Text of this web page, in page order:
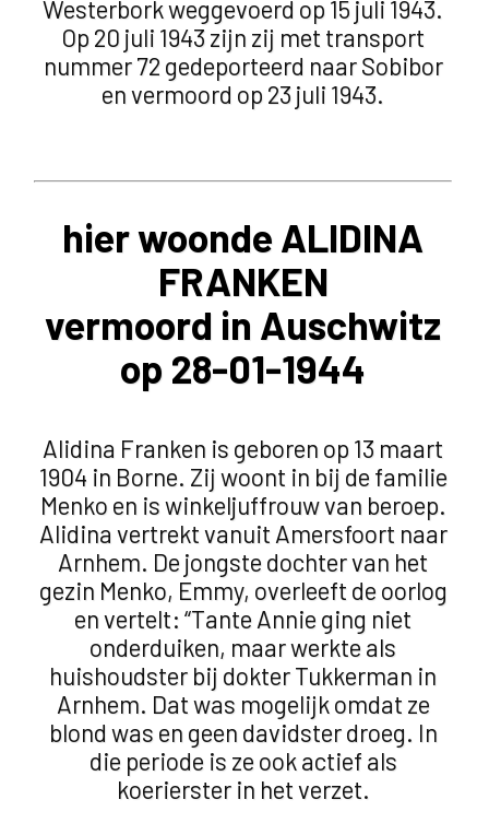
Westerbork weggevoerd op 15 juli 1943.
Op 20 juli 1943 zijn zij met transport
nummer 72 gedeporteerd naar Sobibor
en vermoord op 23 juli 1943.
hier woonde ALIDINA
FRANKEN
vermoord in Auschwitz
op 28-01-1944
Alidina Franken is geboren op 13 maart
1904 in Borne. Zij woont in bij de familie
Menko en is winkeljuffrouw van beroep.
Alidina vertrekt vanuit Amersfoort naar
Arnhem. De jongste dochter van het
gezin Menko, Emmy, overleeft de oorlog
en vertelt: “Tante Annie ging niet
onderduiken, maar werkte als
huishoudster bij dokter Tukkerman in
Arnhem. Dat was mogelijk omdat ze
blond was en geen davidster droeg. In
die periode is ze ook actief als
koerierster in het verzet.